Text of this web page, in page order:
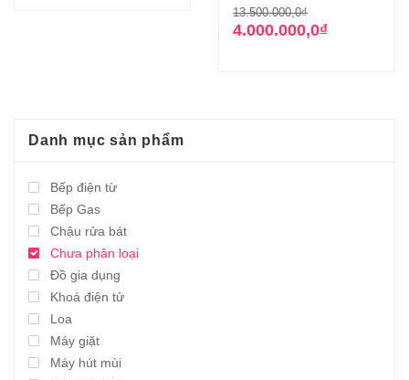
13.500.000,0₫Giá
gốc
4.000.000,0₫
Giá
hiện
Danh mục sản phẩm
Bếp điện từ
Bếp Gas
Chậu rửa bát
Chưa phân loại
Đồ gia dụng
Khoá điện tử
Loa
Máy giặt
Máy hút mùi